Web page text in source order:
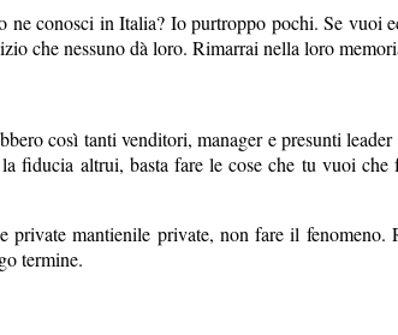
ne conosci in Italia? Io purtroppo pochi. Se vuoi
che nessuno dà loro. Rimarrai nella loro
così tanti venditori, manager e presunti leader
fiducia altrui, basta fare le cose che tu vuoi che
private mantienile private, non fare il fenomeno.
termine.